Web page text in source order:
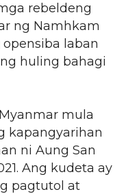
rebeldeng
ng Namhkam
laban
huling bahagi
mula
kapangyarihan
ni Aung San
Ang kudeta ay
pagtutol at